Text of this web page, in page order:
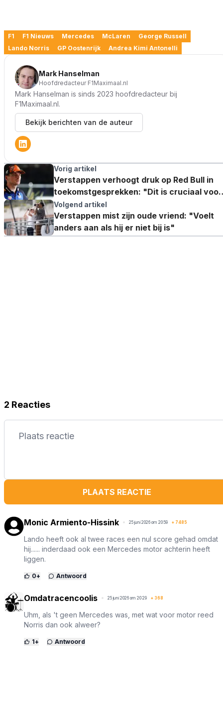
F1 F1 Nieuws Mercedes McLaren
George Russell
Lando Norris
GP Oostenrijk Andrea Kimi Antonelli
Mark Hanselman
Hoofdredacteur F1Maximaal.nl
Mark Hanselman is sinds 2023 hoofdredacteur bij
F1Maximaal.nl.
Bekijk berichten van de auteur
Vorig artikel
Verstappen verhoogt druk op Red Bull in
toekomstgesprekken: "Dit is cruciaal voor
ons"
Volgend artikel
Verstappen mist zijn oude vriend: "Voelt
anders aan als hij er niet bij is"
2 Reacties
PLAATS REACTIE
Monic Armiento-Hissink 25 juni 2026 om 20:59 + 7485
Lando heeft ook al twee races een nul score gehad omdat
hij...... inderdaad ook een Mercedes motor achterin heeft
liggen.
0+ Antwoord
Omdatracencoolis 25 juni 2026 om 20:29 + 368
Uhm, als 't geen Mercedes was, met wat voor motor reed
Norris dan ook alweer?
1+ Antwoord